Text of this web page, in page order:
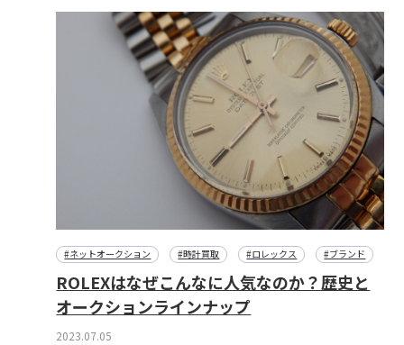
#ネットオークション #時計買取 #ロレックス #ブランド
ROLEXはなぜこんなに人気なのか？歴史と
オークションラインナップ
2023.07.05